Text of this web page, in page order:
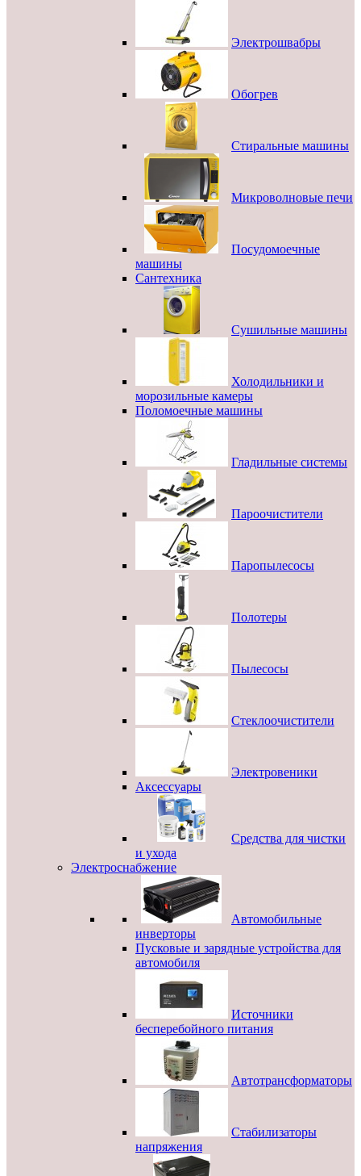
Электрошвабры
Обогрев
Стиральные машины
Микроволновые печи
Посудомоечные
машины
Сантехника
Сушильные машины
Холодильники и
морозильные камеры
Поломоечные машины
Гладильные системы
Пароочистители
Паропылесосы
Полотеры
Пылесосы
Стеклоочистители
Электровеники
Аксессуары
Средства для чистки
и ухода
Электроснабжение
Автомобильные
инверторы
Пусковые и зарядные устройства для
автомобиля
Источники
бесперебойного питания
Автотрансформаторы
Стабилизаторы
напряжения